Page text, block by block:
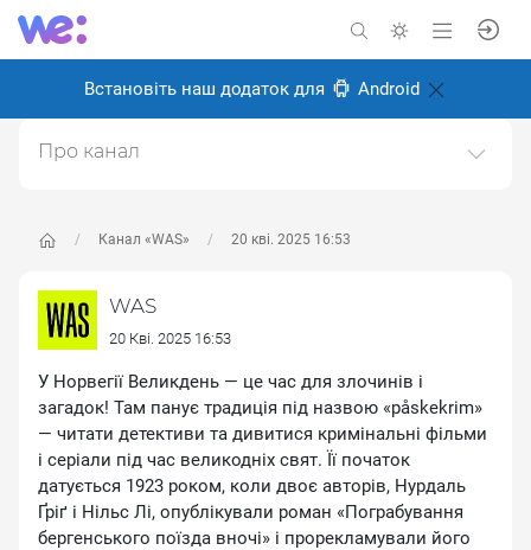
Встановіть наш додаток для Android
Канал «WAS» 20 кві. 2025 16:53
WAS
20 Кві. 2025 16:53
У Норвегії Великдень — це час для злочинів і
загадок! Там панує традиція під назвою «påskekrim»
— читати детективи та дивитися кримінальні фільми
і серіали під час великодніх свят. Її початок
датується 1923 роком, коли двоє авторів, Нурдаль
Ґріґ і Нільс Лі, опублікували роман «Пограбування
бергенського поїзда вночі» і прорекламували його
Про канал
Створено: 8 січня 2025
Відповідальні: